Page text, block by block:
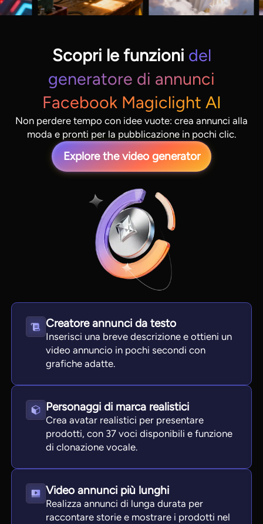
Scopri le funzioni del
generatore di annunci
Facebook Magiclight AI
Non perdere tempo con idee vuote: crea annunci alla
moda e pronti per la pubblicazione in pochi clic.
Explore the video generator
Creatore annunci da testo
Inserisci una breve descrizione e ottieni un
video annuncio in pochi secondi con
grafiche adatte.
Personaggi di marca realistici
Crea avatar realistici per presentare
prodotti, con 37 voci disponibili e funzione
di clonazione vocale.
Video annunci più lunghi
Realizza annunci di lunga durata per
raccontare storie e mostrare i prodotti nel